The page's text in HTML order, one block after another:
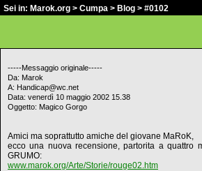
Sei in: Marok.org > Cumpa > Blog > #0102
-----Messaggio originale-----
Da: Marok
A: Handicap@wc.net
Data: venerdì 10 maggio 2002 15.38
Oggetto: Magico Gorgo
Amici ma soprattutto amiche del giovane MaRoK,
ecco una nuova recensione, partorita a quattro
GRUMO:
www.marok.org/Arte/Storie/rouge02.htm